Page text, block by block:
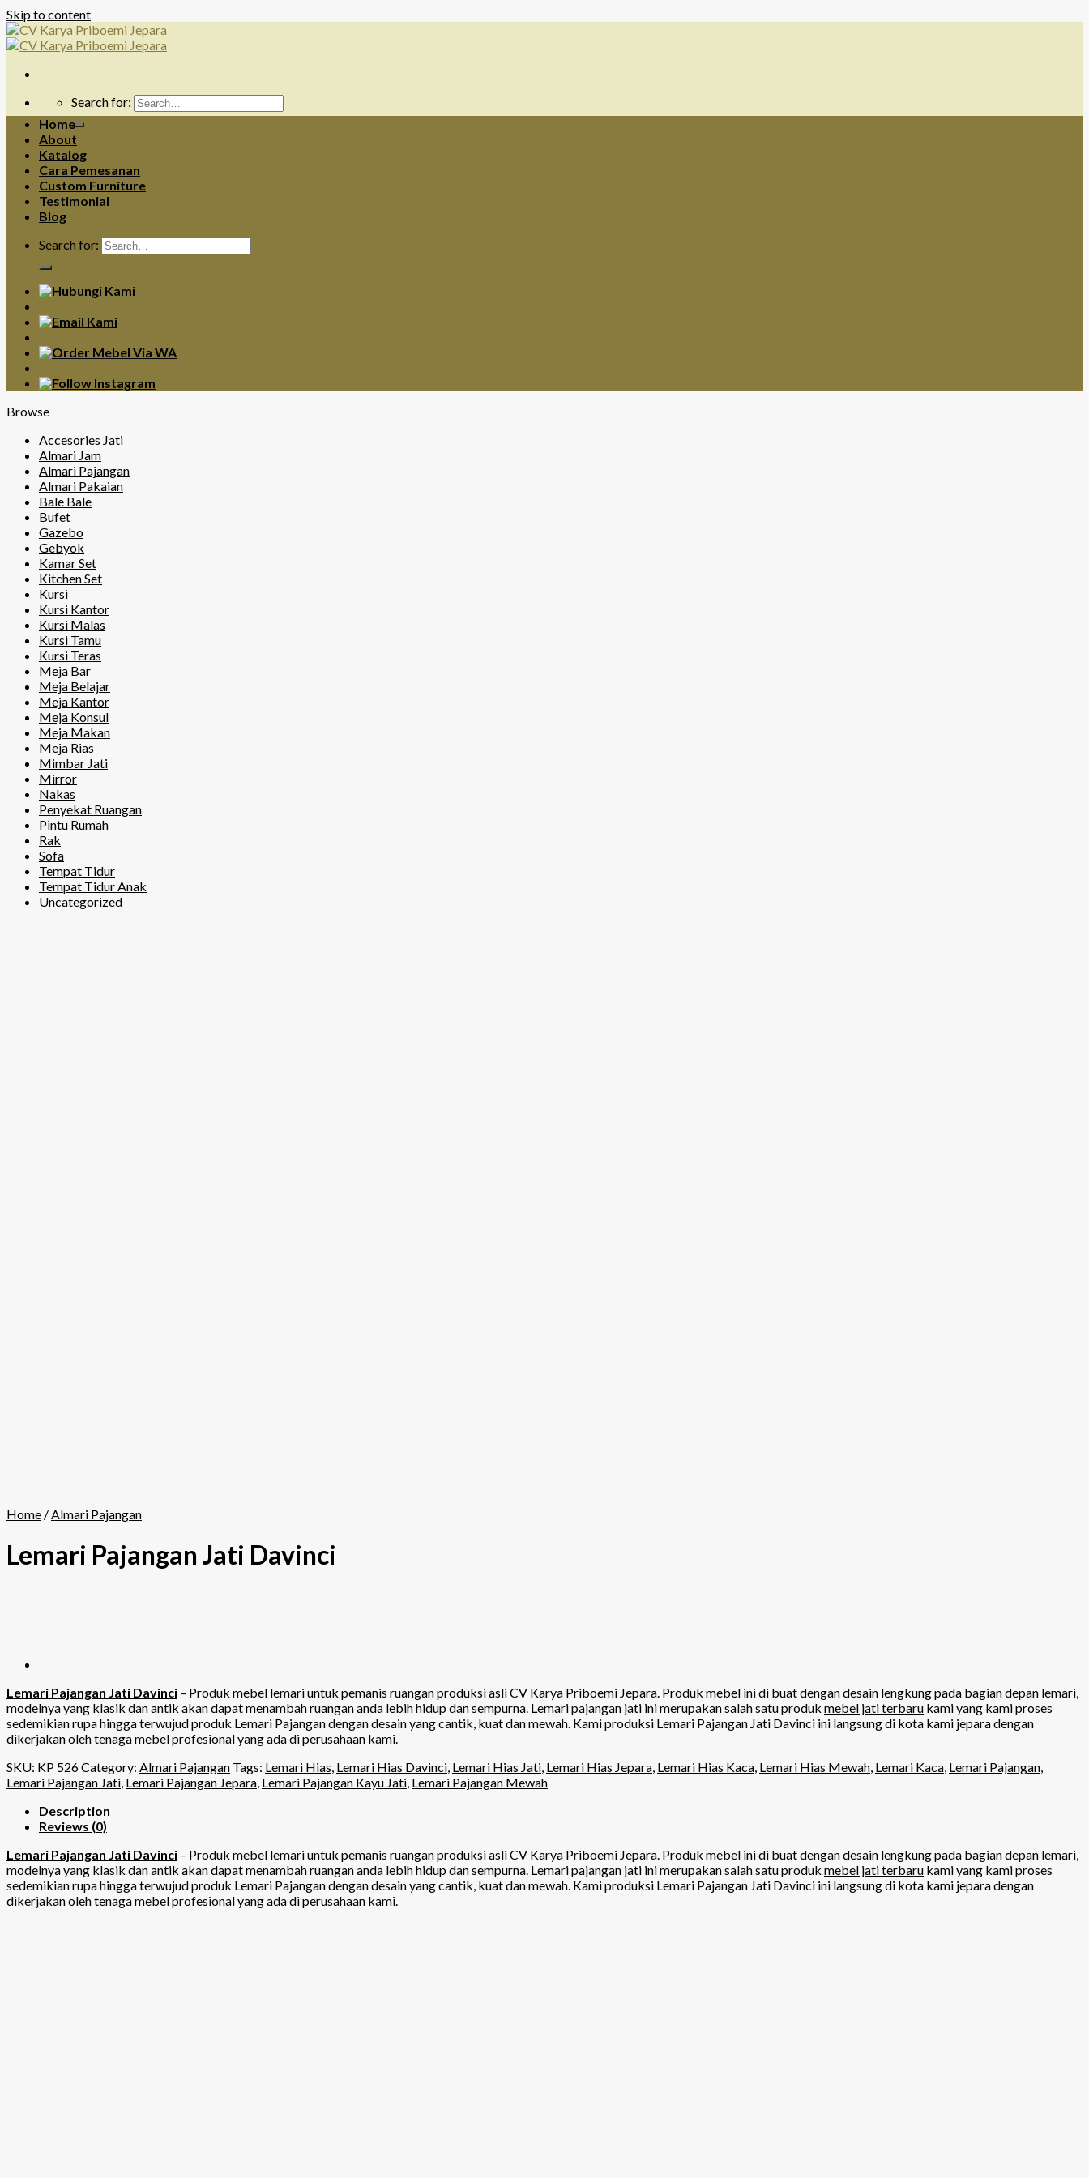
Skip to content
Search for:
Home
About
Katalog
Cara Pemesanan
Custom Furniture
Testimonial
Blog
Search for:
Browse
Accesories Jati
Almari Jam
Almari Pajangan
Almari Pakaian
Bale Bale
Bufet
Gazebo
Gebyok
Kamar Set
Kitchen Set
Kursi
Kursi Kantor
Kursi Malas
Kursi Tamu
Kursi Teras
Meja Bar
Meja Belajar
Meja Kantor
Meja Konsul
Meja Makan
Meja Rias
Mimbar Jati
Mirror
Nakas
Penyekat Ruangan
Pintu Rumah
Rak
Sofa
Tempat Tidur
Tempat Tidur Anak
Uncategorized
Home /Almari Pajangan
Lemari Pajangan Jati Davinci
Lemari Pajangan Jati Davinci – Produk mebel lemari untuk pemanis ruangan produksi asli CV Karya Priboemi Jepara. Produk mebel ini di buat dengan desain lengkung pada bagian depan lemari,
modelnya yang klasik dan antik akan dapat menambah ruangan anda lebih hidup dan sempurna. Lemari pajangan jati ini merupakan salah satu produk mebel jati terbaru kami yang kami proses
sedemikian rupa hingga terwujud produk Lemari Pajangan dengan desain yang cantik, kuat dan mewah. Kami produksi Lemari Pajangan Jati Davinci ini langsung di kota kami jepara dengan
dikerjakan oleh tenaga mebel profesional yang ada di perusahaan kami.
SKU: KP 526Category: Almari Pajangan Tags: Lemari Hias, Lemari Hias Davinci, Lemari Hias Jati, Lemari Hias Jepara, Lemari Hias Kaca, Lemari Hias Mewah, Lemari Kaca, Lemari Pajangan,
Lemari Pajangan Jati, Lemari Pajangan Jepara, Lemari Pajangan Kayu Jati, Lemari Pajangan Mewah
Description
Reviews (0)
Lemari Pajangan Jati Davinci – Produk mebel lemari untuk pemanis ruangan produksi asli CV Karya Priboemi Jepara. Produk mebel ini di buat dengan desain lengkung pada bagian depan lemari,
modelnya yang klasik dan antik akan dapat menambah ruangan anda lebih hidup dan sempurna. Lemari pajangan jati ini merupakan salah satu produk mebel jati terbaru kami yang kami proses
sedemikian rupa hingga terwujud produk Lemari Pajangan dengan desain yang cantik, kuat dan mewah. Kami produksi Lemari Pajangan Jati Davinci ini langsung di kota kami jepara dengan
dikerjakan oleh tenaga mebel profesional yang ada di perusahaan kami.